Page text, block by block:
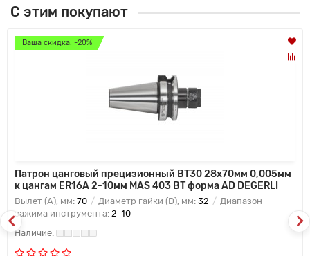
С этим покупают
Ваша скидка: -20%
Патрон цанговый прецизионный BT30 28x70мм 0,005мм
к цангам ER16A 2-10мм MAS 403 BT форма AD DEGERLI
Вылет (A), мм: 70 Диаметр гайки (D), мм: 32
Диапазон
зажима инструмента: 2-10